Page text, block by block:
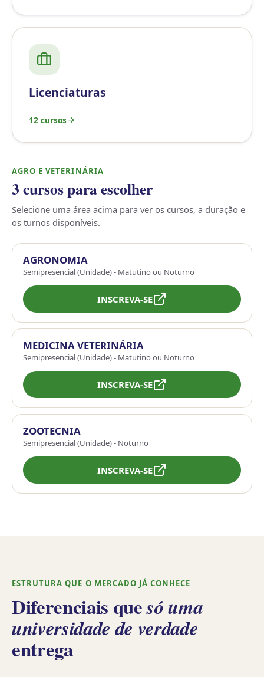
Licenciaturas
12 cursos
AGRO E VETERINÁRIA
3 cursos para escolher
Selecione uma área acima para ver os cursos, a duração e
os turnos disponíveis.
AGRONOMIA
Semipresencial (Unidade) - Matutino ou Noturno
INSCREVA-SE
MEDICINA VETERINÁRIA
Semipresencial (Unidade) - Matutino ou Noturno
INSCREVA-SE
ZOOTECNIA
Semipresencial (Unidade) - Noturno
INSCREVA-SE
ESTRUTURA QUE O MERCADO JÁ CONHECE
Diferenciais quesó uma
universidade de verdade
entrega